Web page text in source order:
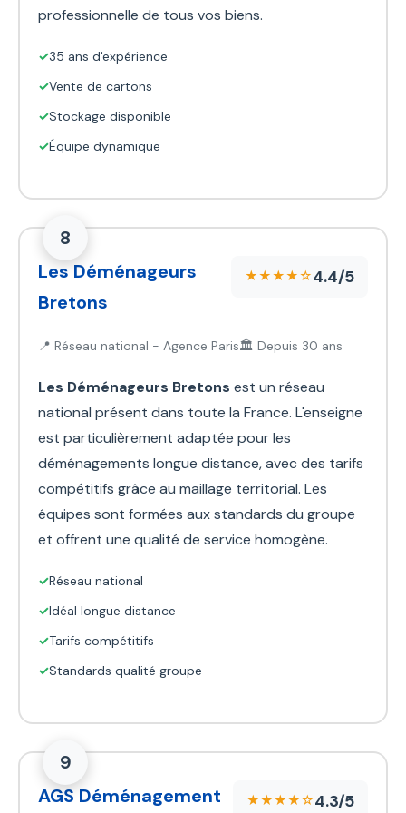
professionnelle de tous vos biens.
✓35 ans d'expérience
✓Vente de cartons
✓Stockage disponible
✓Équipe dynamique
8
Les Déménageurs
Bretons
★★★★☆4.4/5
📍 Réseau national - Agence Paris🏛️ Depuis 30 ans
Les Déménageurs Bretons est un réseau
national présent dans toute la France. L'enseigne
est particulièrement adaptée pour les
déménagements longue distance, avec des tarifs
compétitifs grâce au maillage territorial. Les
équipes sont formées aux standards du groupe
et offrent une qualité de service homogène.
✓Réseau national
✓Idéal longue distance
✓Tarifs compétitifs
✓Standards qualité groupe
9
AGS Déménagement
★★★★☆4.3/5